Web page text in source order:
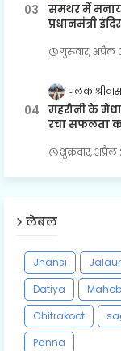
समथर में
प्रधानमंत्री
गुरुवार, अप्रैल
पलक श्रीवास
महरौनी के
रचा सफलता
शुक्रवार,
लेबल
Jhansi
Datiya
Chitrakoot
Panna